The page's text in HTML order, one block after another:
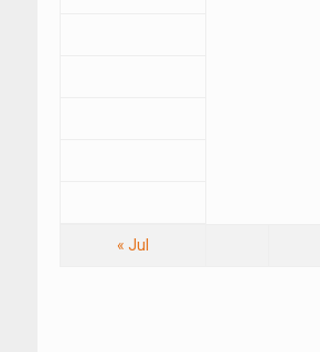
« Jul